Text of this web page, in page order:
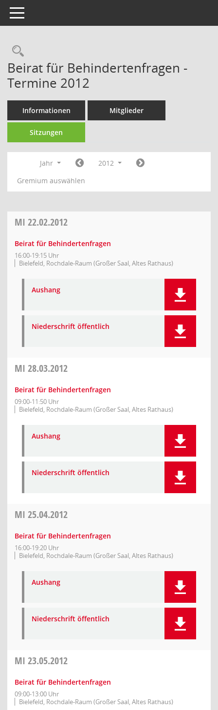
Toggle navigation
Rechercheauswahl
Beirat für Behindertenfragen -
Termine 2012
Informationen Mitglieder
Sitzungen
Jahr
2012
Gremium auswählen
MI 22.02.2012
Beirat für Behindertenfragen
16:00-19:15 Uhr
Bielefeld, Rochdale-Raum (Großer Saal, Altes Rathaus)
Aushang
Niederschrift öffentlich
MI 28.03.2012
Beirat für Behindertenfragen
09:00-11:50 Uhr
Bielefeld, Rochdale-Raum (Großer Saal, Altes Rathaus)
Aushang
Niederschrift öffentlich
MI 25.04.2012
Beirat für Behindertenfragen
16:00-19:20 Uhr
Bielefeld, Rochdale-Raum (Großer Saal, Altes Rathaus)
Aushang
Niederschrift öffentlich
MI 23.05.2012
Beirat für Behindertenfragen
09:00-13:00 Uhr
Bielefeld, Rochdale-Raum (Großer Saal, Altes Rathaus)